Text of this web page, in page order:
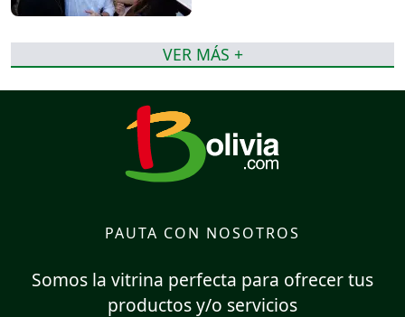
VER MÁS +
PAUTA CON NOSOTROS
Somos la vitrina perfecta para ofrecer tus
productos y/o servicios